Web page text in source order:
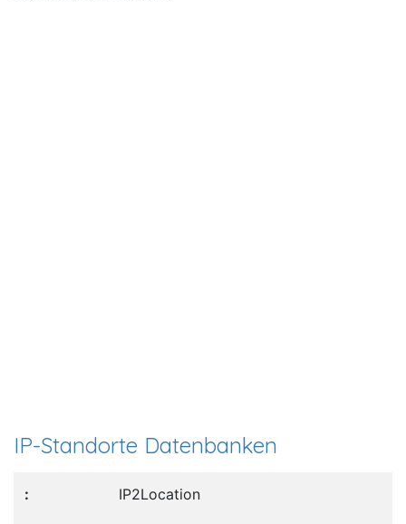
IP-Standorte Datenbanken
IP2Location